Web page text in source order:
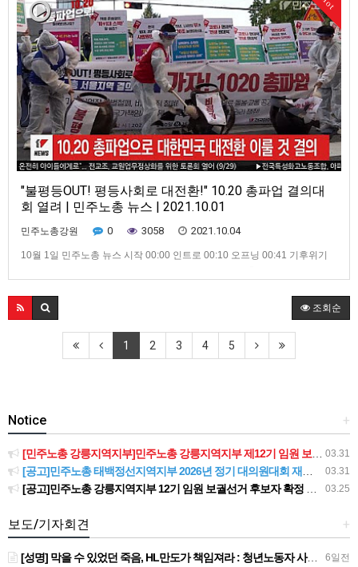
번 주 가맹산하 조직 주요소식 모아보기 …
"불평등OUT! 평등사회로 대전환!" 10.20 총파업 결의대
회 열려 | 민주노총 뉴스 | 2021.10.01
민주노총강원 0 3058 2021.10.04
10월 1일 민주노총 뉴스 시작 00:00 인트로 00:10 오프닝 00:41 기후위기
상 출처 : 공공운수노조 / 화물연대본부 공식 유튜브) 02:49 9.29 민주노총
돌봄 노동자 결의대회 개최 …
조회순
1 2 3 4 5
+
Notice
03.31
[민주노총 강릉지역지부]민주노총 강릉지역지부 제12기 임원 보궐선거결과 공고
03.31
[공고]민주노총 태백정선지역지부 2026년 정기 대의원대회 재소집 건
03.25
[공고]민주노총 강릉지역지부 12기 임원 보궐선거 후보자 확정 공고
+
보도/기자회견
6일전
[성명] 막을 수 있었던 죽음, HL만도가 책임져라 : 청년노동자 사망사고의 철저한 진상규명과 재발방지 대책 마련하라